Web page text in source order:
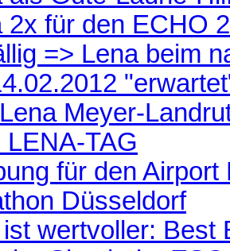
2x für den ECHO
=> Lena beim
Meyer-
LENA-TAG
für den Airport
Düsseldorf
wertvoller: Best